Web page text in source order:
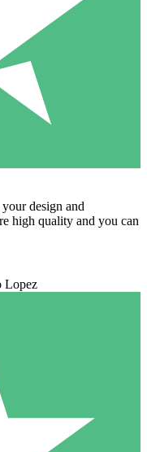
design and
high quality and you can
Lopez